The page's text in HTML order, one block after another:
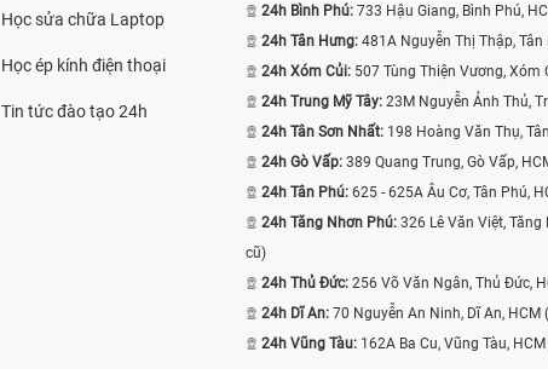
Học sửa chữa Laptop
Học ép kính điện thoại
Tin tức đào tạo 24h
24h Bình Phú: 733 Hậu Giang, Bình Phú,
24h Tân Hưng: 481A Nguyễn Thị Thập,
24h Xóm Củi: 507 Tùng Thiện Vương, Xóm
24h Trung Mỹ Tây: 23M Nguyễn Ảnh Thủ,
24h Tân Sơn Nhất: 198 Hoàng Văn Thụ,
24h Gò Vấp: 389 Quang Trung, Gò Vấp,
24h Tân Phú: 625 - 625A Âu Cơ, Tân Phú,
24h Tăng Nhơn Phú: 326 Lê Văn Việt, Tăng
cũ)
24h Thủ Đức: 256 Võ Văn Ngân, Thủ Đức,
24h Dĩ An: 70 Nguyễn An Ninh, Dĩ An, HCM
24h Vũng Tàu: 162A Ba Cu, Vũng Tàu,